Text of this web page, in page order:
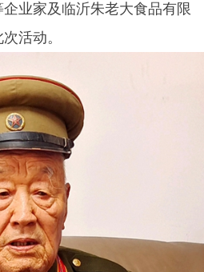
业家及临沂朱老大食品有限
活动。